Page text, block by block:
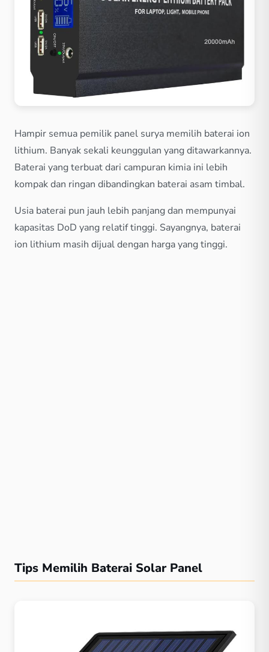
Hampir semua pemilik panel surya memilih baterai ion
lithium. Banyak sekali keunggulan yang ditawarkannya.
Baterai yang terbuat dari campuran kimia ini lebih
kompak dan ringan dibandingkan baterai asam timbal.
Usia baterai pun jauh lebih panjang dan mempunyai
kapasitas DoD yang relatif tinggi. Sayangnya, baterai
ion lithium masih dijual dengan harga yang tinggi.
Tips Memilih Baterai Solar Panel